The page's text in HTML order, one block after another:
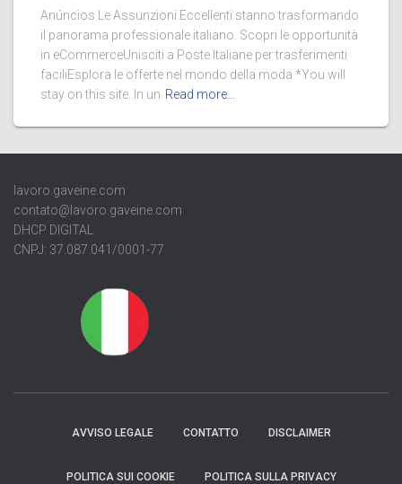
Anúncios Le Assunzioni Eccellenti stanno trasformando
il panorama professionale italiano. Scopri le opportunità
in eCommerceUnisciti a Poste Italiane per trasferimenti
faciliEsplora le offerte nel mondo della moda *You will
stay on this site. In un Read more…
lavoro.gaveine.com
contato@lavoro.gaveine.com
DHCP DIGITAL
CNPJ: 37.087.041/0001-77
AVVISO LEGALE CONTATTO DISCLAIMER
POLITICA SUI COOKIE POLITICA SULLA PRIVACY